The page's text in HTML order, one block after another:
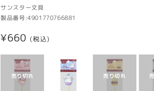
サンスター文具
製品番号:4901770766881
通
常
¥660 (税込)